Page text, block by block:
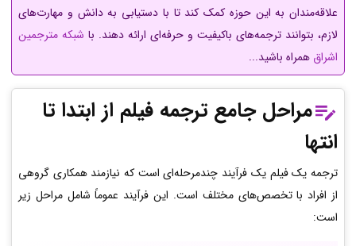
علاقه‌مندان به این حوزه کمک کند تا با دستیابی به دانش و مهارت‌های
لازم، بتوانند ترجمه‌های باکیفیت و حرفه‌ای ارائه دهند. با شبکه مترجمین
اشراق همراه باشید...
مراحل جامع ترجمه فیلم از ابتدا تا
انتها
ترجمه یک فیلم یک فرآیند چندمرحله‌ای است که نیازمند همکاری گروهی
از افراد با تخصص‌های مختلف است. این فرآیند عموماً شامل مراحل زیر
است: